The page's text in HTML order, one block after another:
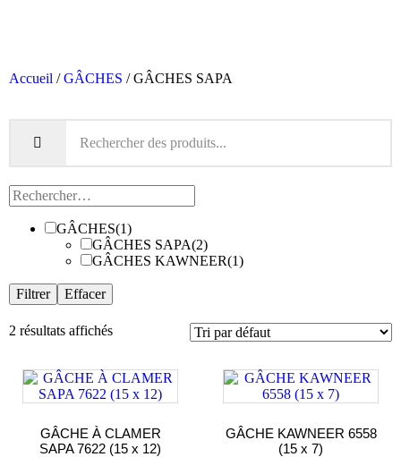
Accueil /GÂCHES / GÂCHES SAPA
GÂCHES(1)
GÂCHES SAPA(2)
GÂCHES KAWNEER(1)
Filtrer Effacer
2 résultats affichés
GÂCHE À CLAMER
SAPA 7622 (15 x 12)
GÂCHE KAWNEER 6558
(15 x 7)